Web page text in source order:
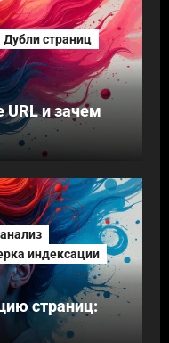
Дубли страниц
URL и зачем
индексации
страниц: